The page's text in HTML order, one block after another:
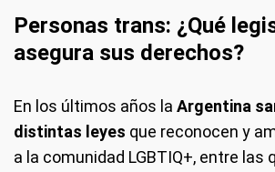
Personas trans: ¿Qué
asegura sus derechos?
En los últimos años la Argentina
distintas leyes que reconocen y
a la comunidad LGBTIQ+, entre las